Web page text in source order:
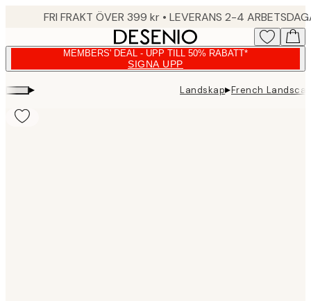
FRI FRAKT ÖVER 399 kr • LEVERANS 2-4
MEMBERS' DEAL - UPP TILL 50% RABATT*
SIGNA UPP
▸ Landskap▸French